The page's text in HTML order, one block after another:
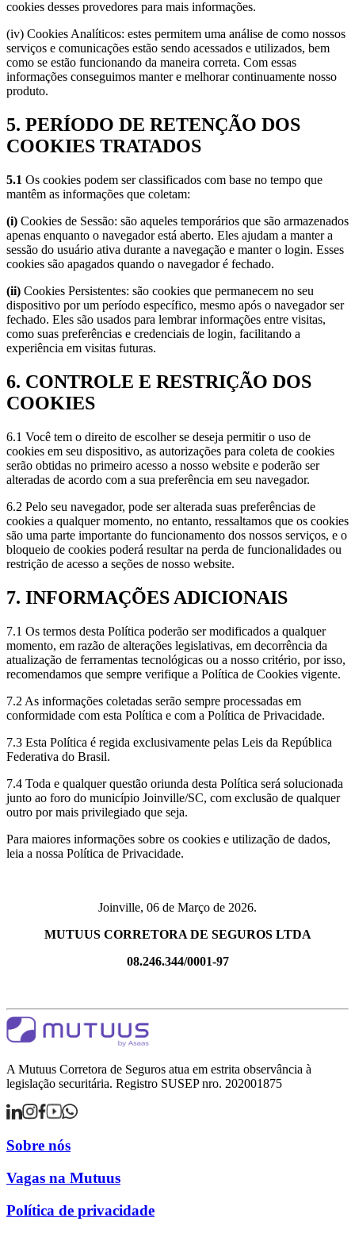
cookies desses provedores para mais informações.
(iv) Cookies Analíticos: estes permitem uma análise de como nossos
serviços e comunicações estão sendo acessados e utilizados, bem
como se estão funcionando da maneira correta. Com essas
informações conseguimos manter e melhorar continuamente nosso
produto.
5. PERÍODO DE RETENÇÃO DOS
COOKIES TRATADOS
5.1 Os cookies podem ser classificados com base no tempo que
mantêm as informações que coletam:
(i) Cookies de Sessão: são aqueles temporários que são armazenados
apenas enquanto o navegador está aberto. Eles ajudam a manter a
sessão do usuário ativa durante a navegação e manter o login. Esses
cookies são apagados quando o navegador é fechado.
(ii) Cookies Persistentes: são cookies que permanecem no seu
dispositivo por um período específico, mesmo após o navegador ser
fechado. Eles são usados para lembrar informações entre visitas,
como suas preferências e credenciais de login, facilitando a
experiência em visitas futuras.
6. CONTROLE E RESTRIÇÃO DOS
COOKIES
6.1 Você tem o direito de escolher se deseja permitir o uso de
cookies em seu dispositivo, as autorizações para coleta de cookies
serão obtidas no primeiro acesso a nosso website e poderão ser
alteradas de acordo com a sua preferência em seu navegador.
6.2 Pelo seu navegador, pode ser alterada suas preferências de
cookies a qualquer momento, no entanto, ressaltamos que os cookies
são uma parte importante do funcionamento dos nossos serviços, e o
bloqueio de cookies poderá resultar na perda de funcionalidades ou
restrição de acesso a seções de nosso website.
7. INFORMAÇÕES ADICIONAIS
7.1 Os termos desta Política poderão ser modificados a qualquer
momento, em razão de alterações legislativas, em decorrência da
atualização de ferramentas tecnológicas ou a nosso critério, por isso,
recomendamos que sempre verifique a Política de Cookies vigente.
7.2 As informações coletadas serão sempre processadas em
conformidade com esta Política e com a Política de Privacidade.
7.3 Esta Política é regida exclusivamente pelas Leis da República
Federativa do Brasil.
7.4 Toda e qualquer questão oriunda desta Política será solucionada
junto ao foro do município Joinville/SC, com exclusão de qualquer
outro por mais privilegiado que seja.
Para maiores informações sobre os cookies e utilização de dados,
leia a nossa Política de Privacidade.
Joinville, 06 de Março de 2026.
MUTUUS CORRETORA DE SEGUROS LTDA
08.246.344/0001-97
A Mutuus Corretora de Seguros atua em estrita observância à
legislação securitária. Registro SUSEP nro. 202001875
Sobre nós
Vagas na Mutuus
Política de privacidade